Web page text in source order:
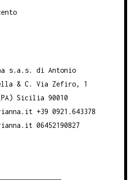
s.a.s. di Antonio
& C. Via Zefiro, 1
Sicilia 90010
+39 0921.643378
06452190827